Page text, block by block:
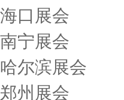
海口展会
南宁展会
哈尔滨展会
郑州展会